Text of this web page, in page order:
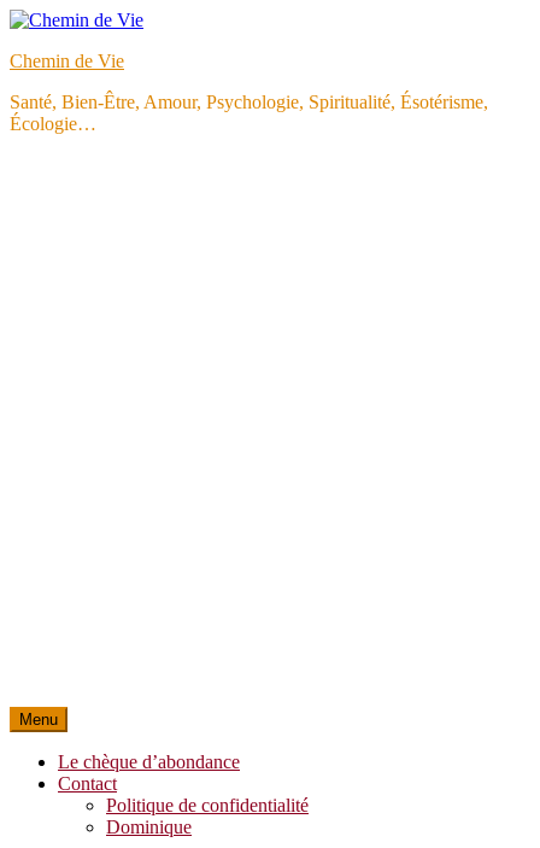
Aller
contenu
Chemin de Vie
Santé, Bien-Être, Amour, Psychologie, Spiritualité, Ésotérisme,
Écologie…
Menu
Le chèque d’abondance
Contact
Politique de confidentialité
Dominique